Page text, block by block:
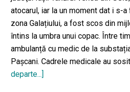
atocarul, iar la un moment dat i s-
zona Galațiului, a fost scos din
întins la umbra unui copac. Între
ambulanță cu medic de la
Pașcani. Cadrele medicale au
departe...]